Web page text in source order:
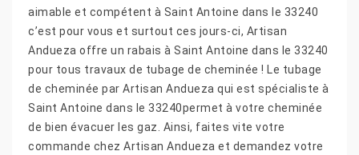
aimable et compétent à Saint Antoine dans le 33240
c’est pour vous et surtout ces jours-ci, Artisan
Andueza offre un rabais à Saint Antoine dans le 33240
pour tous travaux de tubage de cheminée ! Le tubage
de cheminée par Artisan Andueza qui est spécialiste à
Saint Antoine dans le 33240permet à votre cheminée
de bien évacuer les gaz. Ainsi, faites vite votre
commande chez Artisan Andueza et demandez votre